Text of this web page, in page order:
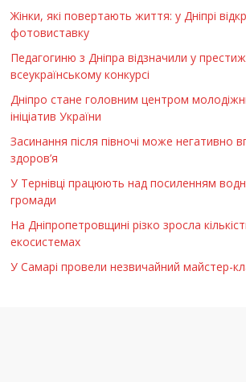
Жінки, які повертають життя: у Дніпрі
фотовиставку
Педагогиню з Дніпра відзначили у
всеукраїнському конкурсі
Дніпро стане головним центром
ініціатив України
Засинання після півночі може негативно
здоров’я
У Тернівці працюють над посиленням
громади
На Дніпропетровщині різко зросла
екосистемах
У Самарі провели незвичайний майстер-